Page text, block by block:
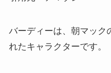
バーディーは、朝マック
れたキャラクターです。